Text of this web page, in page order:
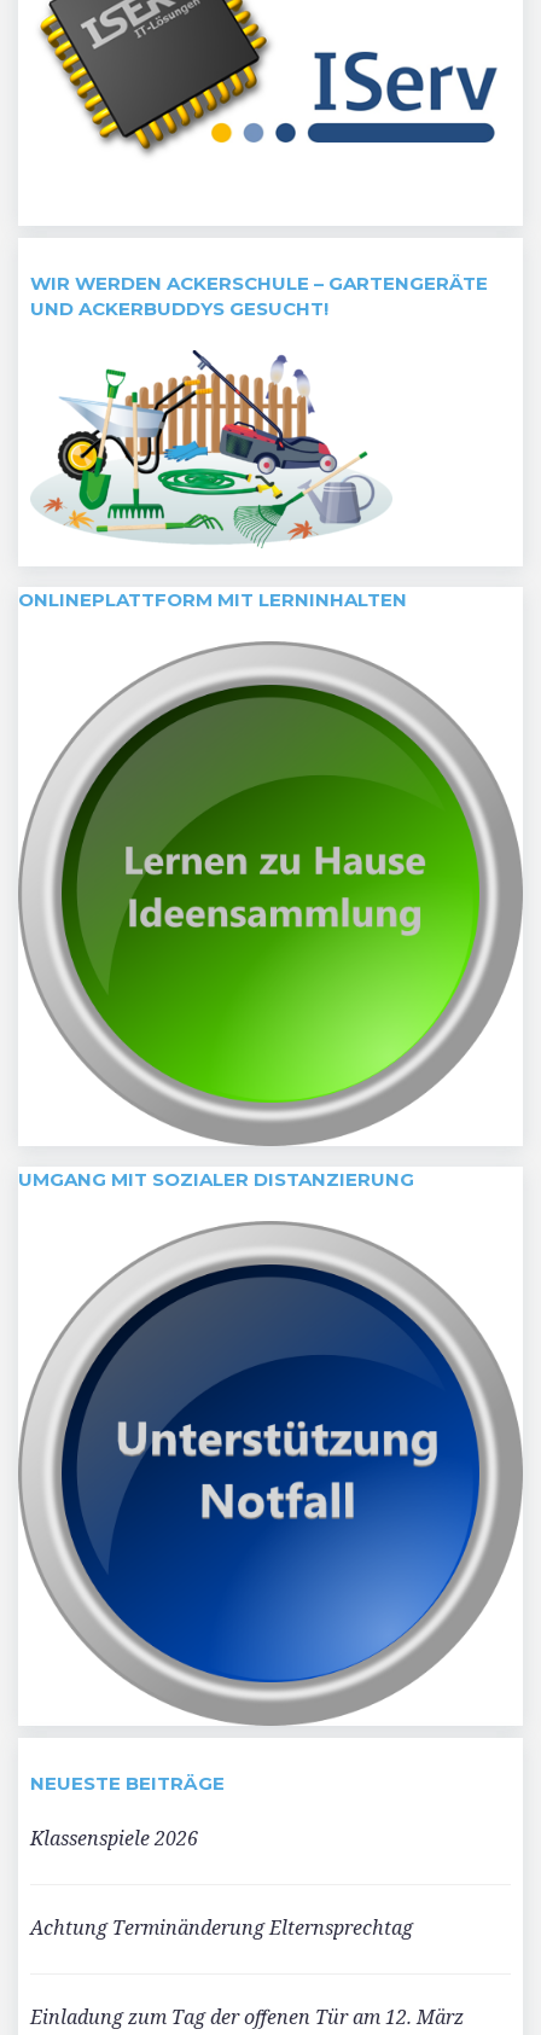
WIR WERDEN ACKERSCHULE – GARTENGERÄTE
UND ACKERBUDDYS GESUCHT!
ONLINEPLATTFORM MIT LERNINHALTEN
UMGANG MIT SOZIALER DISTANZIERUNG
NEUESTE BEITRÄGE
Klassenspiele 2026
Achtung Terminänderung Elternsprechtag
Einladung zum Tag der offenen Tür am 12. März